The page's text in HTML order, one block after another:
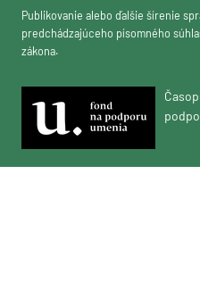
Publikovanie alebo ďalšie šírenie
predchádzajúceho písomného
zákona.